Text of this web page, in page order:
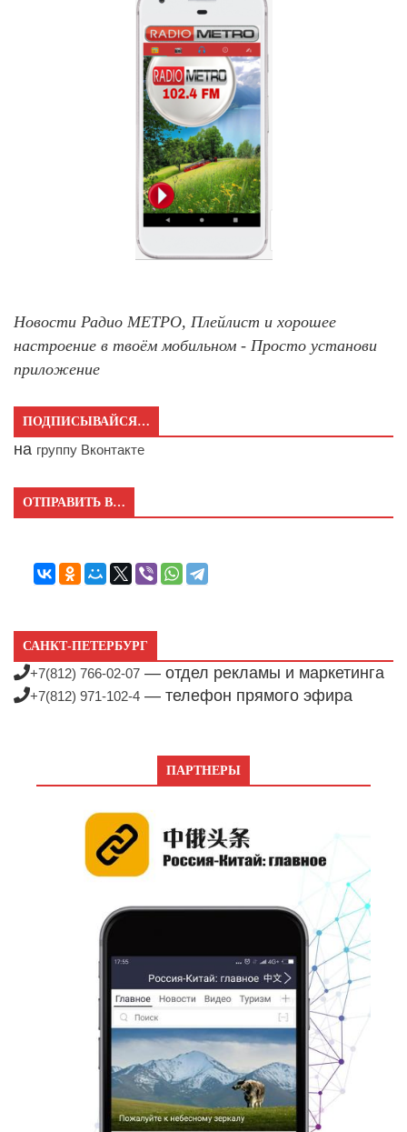
Новости Радио МЕТРО, Плейлист и хорошее
настроение в твоём мобильном - Просто установи
приложение
ПОДПИСЫВАЙСЯ…
на группу Вконтакте
ОТПРАВИТЬ В…
САНКТ-ПЕТЕРБУРГ
+7(812) 766-02-07 — отдел рекламы и маркетинга
+7(812) 971-102-4 — телефон прямого эфира
ПАРТНЕРЫ